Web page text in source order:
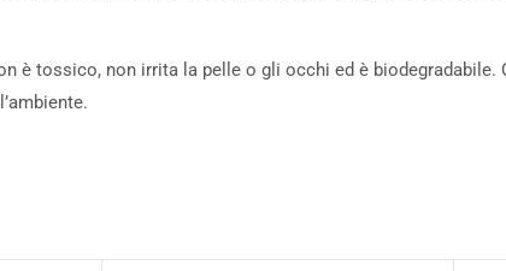
è tossico, non irrita la pelle o gli occhi ed è